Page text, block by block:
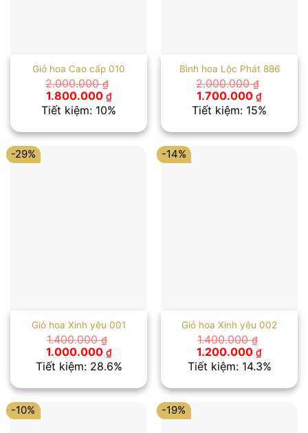
Giỏ hoa Cao cấp 010
2.000.000₫
Giá
gốc
là:
1.800.000 ₫Giá
hiện
tại
1.800.000 ₫.
Tiết kiệm: 10%
Bình hoa Lộc Phát 886
2.000.000₫
Giá
gốc
là:
1.700.000 ₫Giá
hiện
tại
Tiết kiệm: 15%
-29%
Giỏ hoa Xinh yêu 001
1.400.000₫
Giá
gốc
là:
1.000.000 ₫Giá
hiện
tại
1.000.000 ₫.
Tiết kiệm: 28.6%
-14%
Giỏ hoa Xinh yêu 002
1.400.000₫
Giá
gốc
là:
1.200.000 ₫Giá
hiện
tại
Tiết kiệm: 14.3%
-10% -19%